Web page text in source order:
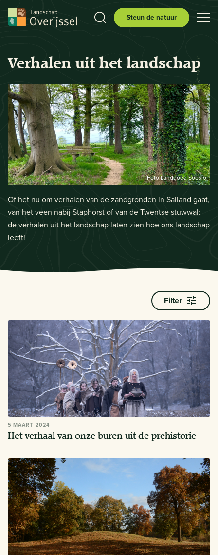
Steun de natuur
Verhalen uit het landschap
Foto Landgoed Soeslo
Of het nu om verhalen van de zandgronden in Salland gaat,
van het veen nabij Staphorst of van de Twentse stuwwal:
de verhalen uit het landschap laten zien hoe ons landschap
leeft!
N 52° 29.556' E 006° 12.077'
Filter
5 MAART 2024
Het verhaal van onze buren uit de prehistorie